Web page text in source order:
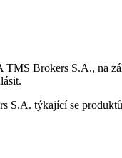
Brokers S.A., na
týkající se